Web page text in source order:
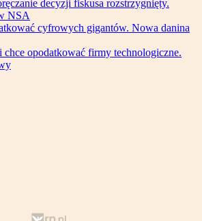
decyzji fiskusa rozstrzygnięty.
NSA
cyfrowych gigantów. Nowa danina
chce opodatkować firmy technologiczne.